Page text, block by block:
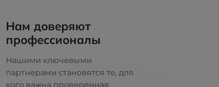
Нам доверяют
профессионалы
Нашими ключевыми
партнерами становятся те, для
кого важна проверенная